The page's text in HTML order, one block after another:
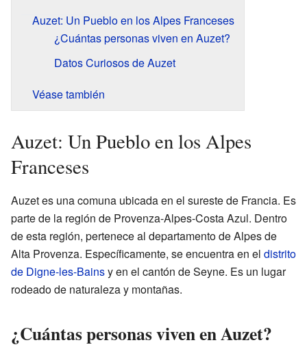
Auzet: Un Pueblo en los Alpes Franceses
¿Cuántas personas viven en Auzet?
Datos Curiosos de Auzet
Véase también
Auzet: Un Pueblo en los Alpes
Franceses
Auzet es una comuna ubicada en el sureste de Francia. Es
parte de la región de Provenza-Alpes-Costa Azul. Dentro
de esta región, pertenece al departamento de Alpes de
Alta Provenza. Específicamente, se encuentra en el distrito
de Digne-les-Bainsy en el cantón de Seyne. Es un lugar
rodeado de naturaleza y montañas.
¿Cuántas personas viven en Auzet?